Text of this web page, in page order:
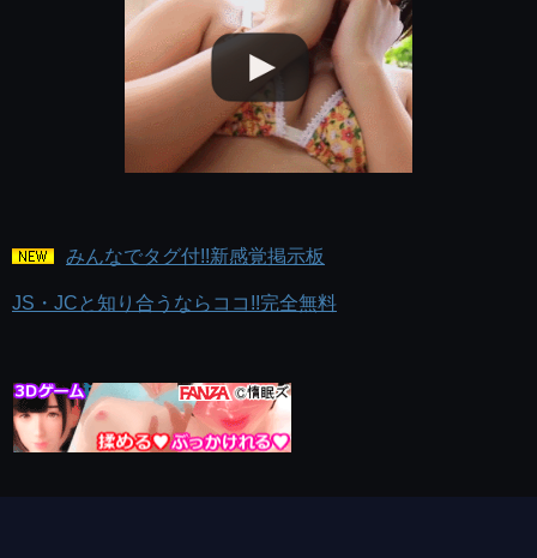
みんなでタグ付!!新感覚掲示板
JS・JCと知り合うならココ!!完全無料